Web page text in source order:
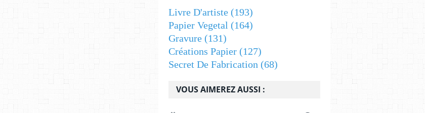
VOUS AIMEREZ AUSSI :
Livre D'artiste (193)
Papier Vegetal (164)
Gravure (131)
Créations Papier (127)
Secret De Fabrication (68)